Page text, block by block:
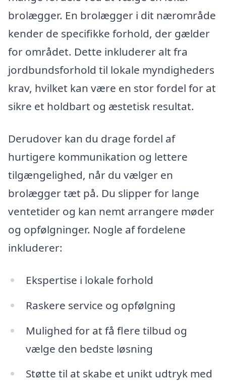
brolægger. En brolægger i dit nærområde
kender de specifikke forhold, der gælder
for området. Dette inkluderer alt fra
jordbundsforhold til lokale myndigheders
krav, hvilket kan være en stor fordel for at
sikre et holdbart og æstetisk resultat.
Derudover kan du drage fordel af
hurtigere kommunikation og lettere
tilgængelighed, når du vælger en
brolægger tæt på. Du slipper for lange
ventetider og kan nemt arrangere møder
og opfølgninger. Nogle af fordelene
inkluderer:
Ekspertise i lokale forhold
Raskere service og opfølgning
Mulighed for at få flere tilbud og
vælge den bedste løsning
Støtte til at skabe et unikt udtryk med